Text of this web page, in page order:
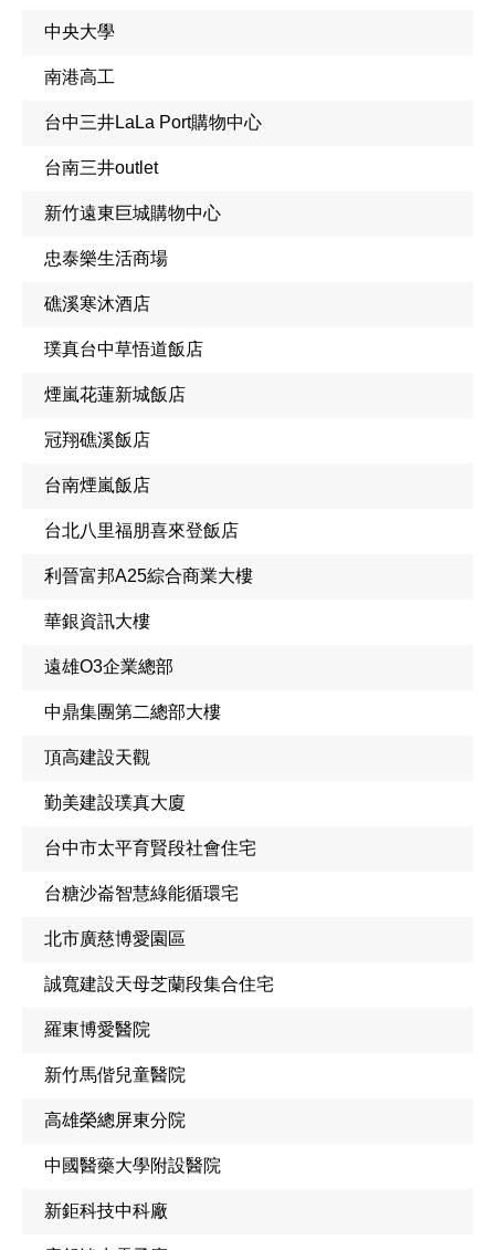
中央大學
南港高工
台中三井LaLa Port購物中心
台南三井outlet
新竹遠東巨城購物中心
忠泰樂生活商場
礁溪寒沐酒店
璞真台中草悟道飯店
煙嵐花蓮新城飯店
冠翔礁溪飯店
台南煙嵐飯店
台北八里福朋喜來登飯店
利晉富邦A25綜合商業大樓
華銀資訊大樓
遠雄O3企業總部
中鼎集團第二總部大樓
頂高建設天觀
勤美建設璞真大廈
台中市太平育賢段社會住宅
台糖沙崙智慧綠能循環宅
北市廣慈博愛園區
誠寬建設天母芝蘭段集合住宅
羅東博愛醫院
新竹馬偕兒童醫院
高雄榮總屏東分院
中國醫藥大學附設醫院
新鉅科技中科廠